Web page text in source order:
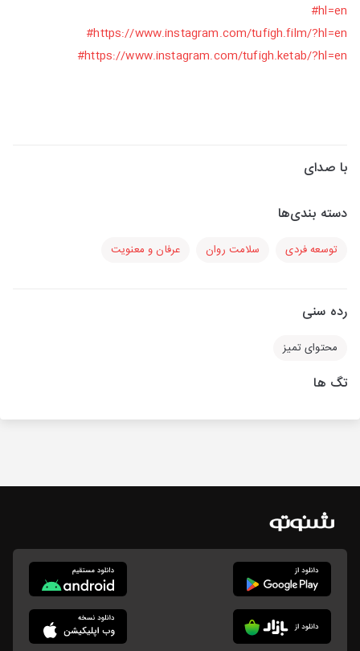
hl=en#
https://www.instagram.com/tufigh.film/?hl=en#
https://www.instagram.com/tufigh.ketab/?hl=en#
با صدای
دسته بندی‌ها
توسعه فردی سلامت روان عرفان و معنویت
رده سنی
محتوای تمیز
تگ ها